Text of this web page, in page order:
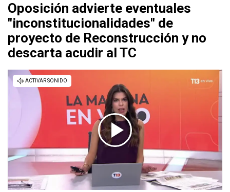
Oposición advierte eventuales
"inconstitucionalidades" de
proyecto de Reconstrucción y no
descarta acudir al TC